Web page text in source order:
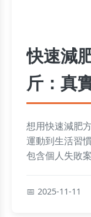
快速減
斤：真
想用快速減肥
運動到生活習
包含個人失敗
2025-11-11